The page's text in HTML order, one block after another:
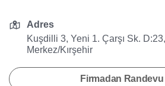
Adres
Kuşdilli 3, Yeni 1. Çarşı Sk.
Merkez/Kırşehir
Firmadan Randevu